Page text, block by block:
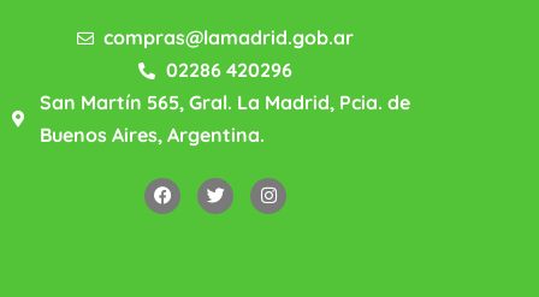
compras@lamadrid.gob.ar
02286 420296
San Martín 565, Gral. La Madrid, Pcia. de
Buenos Aires, Argentina.
F
a
c
T
w
i
I
n
s